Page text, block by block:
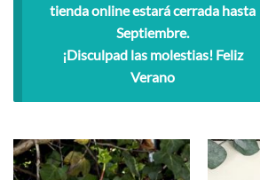
tienda online estará cerrada hasta
Septiembre.
¡Disculpad las molestias! Feliz
Verano